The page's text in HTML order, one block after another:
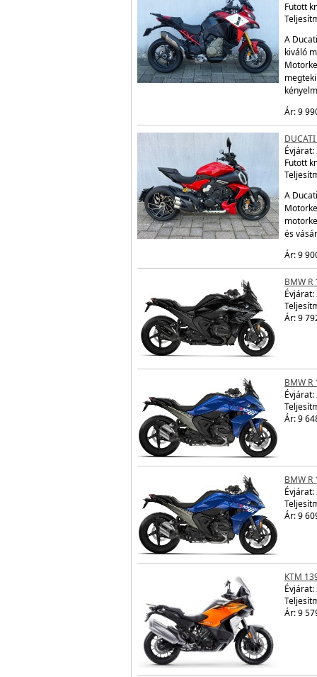
Futott
A
kiváló
Ár: 9
Évjárat:
Futott
A
és
Ár: 9
BMW R
Évjárat:
Ár: 9
BMW R
Évjárat:
Ár: 9
BMW R
Évjárat:
Ár: 9
KTM
Évjárat:
Ár: 9